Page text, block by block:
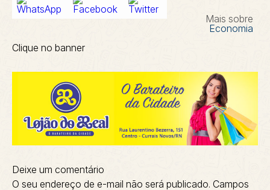
Mais sobre
Economia
Clique no banner
Deixe um comentário
O seu endereço de e-mail não será publicado. Campos